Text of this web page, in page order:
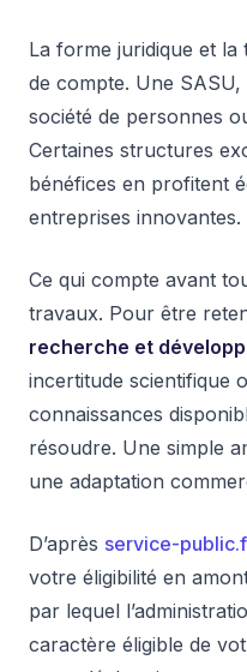
La forme juridique et la
de compte. Une
société de personnes
Certaines structures
bénéfices en profitent
entreprises innovantes.
Ce qui compte avant
travaux. Pour être
recherche et
incertitude scientifique
connaissances
résoudre. Une simple
une adaptation
D’après service-
votre éligibilité en
par lequel
caractère éligible de